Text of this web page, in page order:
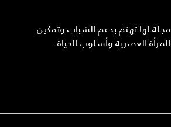
مجلة لها تهتم بدعم الشباب وتمكين
المرأة العصرية وأسلوب الحياة.